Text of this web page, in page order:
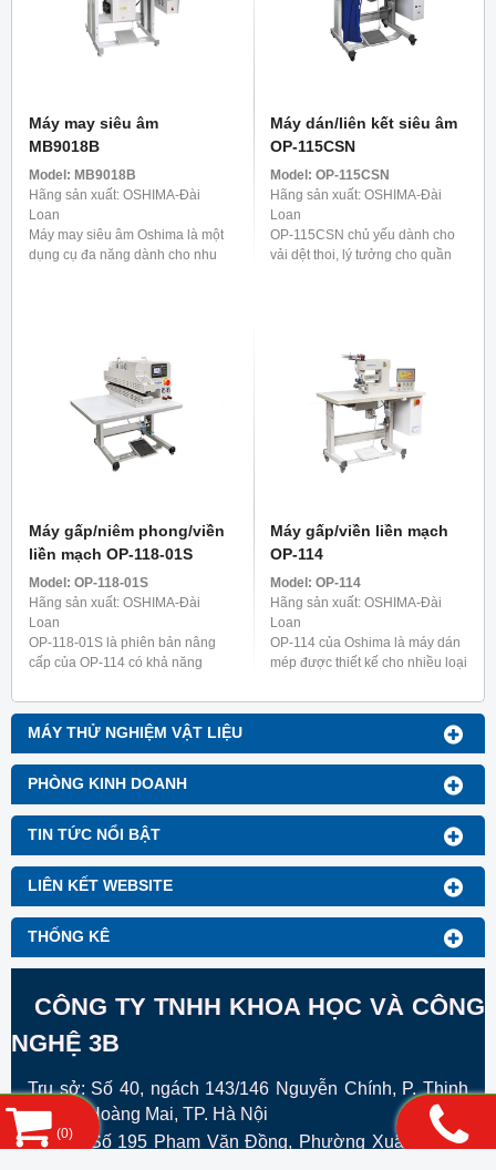
MÁY THỬ NGHIỆM VẬT LIỆU
PHÒNG KINH DOANH
TIN TỨC NỔI BẬT
LIÊN KẾT WEBSITE
THỐNG KÊ
Máy may siêu âm
MB9018B
Model: MB9018B
Hãng sản xuất: OSHIMA-Đài
Loan
Máy may siêu âm Oshima là một
dụng cụ đa năng dành cho nhu
Máy dán/liên kết siêu âm
OP-115CSN
Model: OP-115CSN
Hãng sản xuất: OSHIMA-Đài
Loan
OP-115CSN chủ yếu dành cho
vải dệt thoi, lý tưởng cho quần
Máy gấp/niêm phong/viền
liền mạch OP-118-01S
Model: OP-118-01S
Hãng sản xuất: OSHIMA-Đài
Loan
OP-118-01S là phiên bản nâng
cấp của OP-114 có khả năng
thêm máy dán. Máy này được
thiết kế đặc biệt để làm dây ...
Máy gấp/viền liền mạch
OP-114
Model: OP-114
Hãng sản xuất: OSHIMA-Đài
Loan
OP-114 của Oshima là máy dán
mép được thiết kế cho nhiều loại
lót nữ, áo sơ mi và quần áo chức
CÔNG TY TNHH KHOA HỌC VÀ CÔNG
NGHỆ 3B
Trụ sở: Số 40, ngách 143/146 Nguyễn Chính, P. Thịnh
Liệt, Q. Hoàng Mai, TP. Hà Nội
VPGD: Số 195 Phạm Văn Đồng, Phường Xuân ĐỈnh ,
(0)